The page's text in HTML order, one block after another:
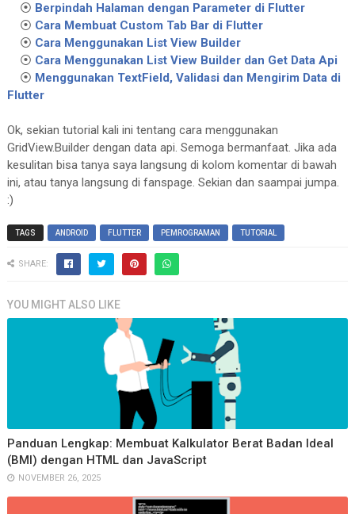
//wajib menggunakan 2 baris script di
          physics:
NeverScrollableScrollPhysics
          shrinkWrap:
true ,
          gridDelegate:
            crossAxisCount:
2
          ),
          itemBuilder: (_, index) =>
Padding(
            padding:
EdgeInsets .all(10),
              child:
Column(
Image
                    fit:
BoxFit.cover,
                  ),
Padding (
                    padding: const
                    child:
Text(
                      _get[index][
'title'] ??
                      maxLines:
3,
                      overflow:
                    ),
                  )
⦿ Berpindah Halaman dengan Parameter di Flutter
⦿ Cara Membuat Custom Tab Bar di Flutter
⦿ Cara Menggunakan List View Builder
⦿ Cara Menggunakan List View Builder dan Get Data Api
⦿ Menggunakan TextField, Validasi dan Mengirim Data di
Flutter
Ok, sekian tutorial kali ini tentang cara menggunakan
GridView.Builder dengan data api. Semoga bermanfaat. Jika ada
kesulitan bisa tanya saya langsung di kolom komentar di bawah
ini, atau tanya langsung di fanspage. Sekian dan saampai jumpa.
:)
TAGS ANDROID FLUTTER PEMROGRAMAN TUTORIAL
SHARE:
YOU MIGHT ALSO LIKE
Panduan Lengkap: Membuat Kalkulator Berat Badan Ideal
(BMI) dengan HTML dan JavaScript
NOVEMBER 26, 2025